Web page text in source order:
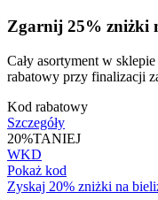
Zgarnij 25% zniżki
Cały asortyment w
rabatowy przy finalizacji
Kod rabatowy
Szczegóły
20%TANIEJ
WKD
Pokaż kod
Zyskaj 20% zniżki na